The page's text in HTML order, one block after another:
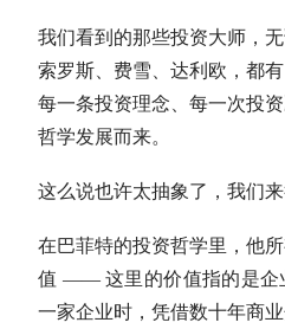
我们看到的那些投资大师，无
索罗斯、费雪、达利欧，都
每一条投资理念、每一次投
哲学发展而来。
这么说也许太抽象了，我们来
在巴菲特的投资哲学里，他
值 —— 这里的价值指的是企
一家企业时，凭借数十年商